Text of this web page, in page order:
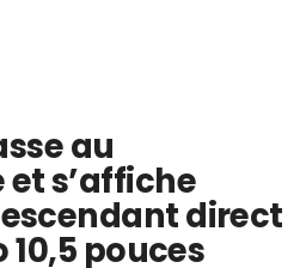
au
s’affiche
direct
10,5 pouces